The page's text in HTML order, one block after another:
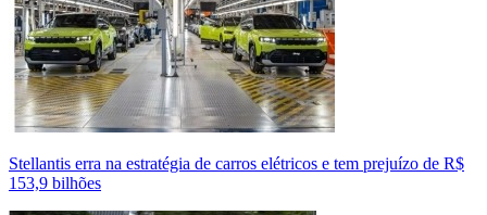
Stellantis erra na estratégia de carros elétricos e tem prejuízo de R$
153,9 bilhões